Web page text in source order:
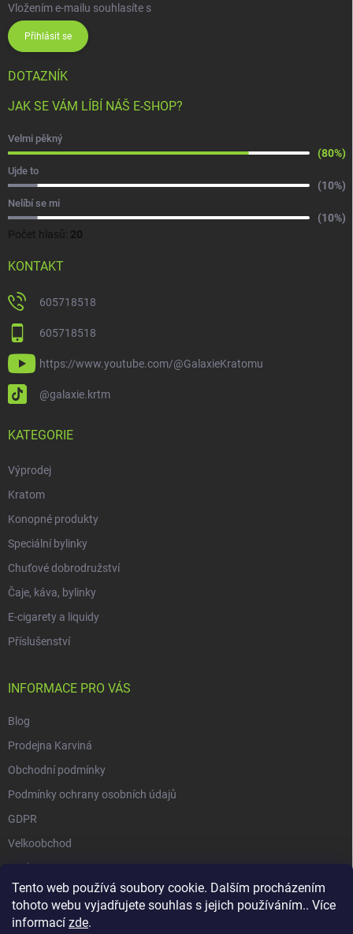
Tento web používá soubory cookie. Dalším procházením
tohoto webu vyjadřujete souhlas s jejich používáním.. Více
informací zde.
Vložením e-mailu souhlasíte s
Přihlásit se
DOTAZNÍK
JAK SE VÁM LÍBÍ NÁŠ E-SHOP?
Velmi pěkný
(80%)
Ujde to
(10%)
Nelíbí se mi
(10%)
Počet hlasů: 20
KONTAKT
605718518
605718518
https://www.youtube.com/@GalaxieKratomu
@galaxie.krtm
KATEGORIE
Výprodej
Kratom
Konopné produkty
Speciální bylinky
Chuťové dobrodružství
Čaje, káva, bylinky
E-cigarety a liquidy
Příslušenství
INFORMACE PRO VÁS
Blog
Prodejna Karviná
Obchodní podmínky
Podmínky ochrany osobních údajů
GDPR
Velkoobchod
O nás
Vrácení zásilky přes Zásilkovnu